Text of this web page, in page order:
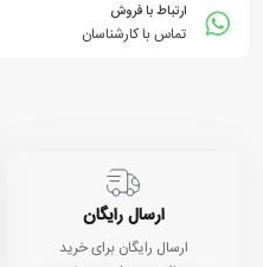
ارتباط با فروش
تماس با کارشناسان
ارسال رایگان
ارسال رایگان برای خرید